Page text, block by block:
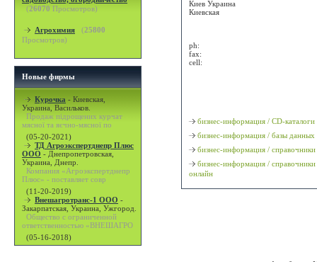
(26070 Просмотров)
Агрохимия (25800
Просмотров)
Новые фирмы
Курочка - Киевская,
Украина, Васильков.
Продаж підрощених курчат
мясної та яєчно-мясної по
(05-20-2021)
ТД Агроэкспертднепр Плюс
ООО - Днепропетровская,
Украина, Днепр.
Компания «Агроэкспертднепр
Плюс» - поставляет совр
(11-20-2019)
Внешагротранс-1 ООО -
Закарпатская, Украина, Ужгород.
Общество с ограниченной
ответственностью «ВНЕШАГРО
(05-16-2018)
Киев Украина
Киевская
ph:
fax:
cell:
бизнес-информация / CD-каталоги
бизнес-информация / базы данных
бизнес-информация / справочники
бизнес-информация / справочники
онлайн